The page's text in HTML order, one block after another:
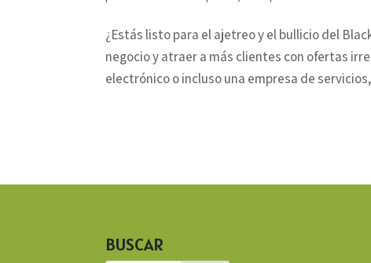
¿Estás listo para el ajetreo y el bullicio del
negocio y atraer a más clientes con ofertas
electrónico o incluso una empresa de
BUSCAR